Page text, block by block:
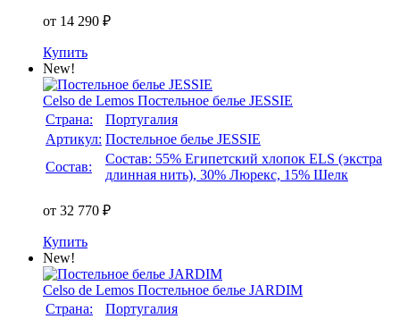
от 14 290 ₽
Купить
New!
Celso de Lemos Постельное белье JESSIE
Страна:
Португалия
Артикул: Постельное белье JESSIE
Состав:
Состав: 55% Египетский хлопок ELS (экстра
длинная нить), 30% Люрекс, 15% Шелк
от 32 770 ₽
Купить
New!
Celso de Lemos Постельное белье JARDIM
Страна:
Португалия